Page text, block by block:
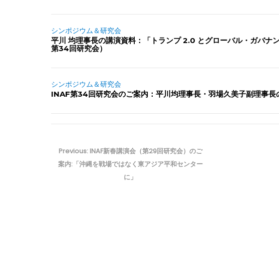
シンポジウム＆研究会
平川 均理事長の講演資料：「トランプ 2.0 とグローバル・ガバナ
第34回研究会）
シンポジウム＆研究会
INAF第34回研究会のご案内：平川均理事長・羽場久美子副理事長
稿
ナ
Previous: Previous
post:
INAF新春講演会（第29回研究会）のご
案内:「沖縄を戦場ではなく東アジア平和センター
に」